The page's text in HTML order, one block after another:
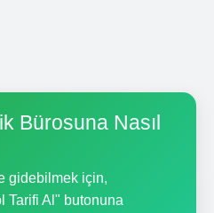
Bürosuna Nasıl
gidebilmek için,
Tarifi Al" butonuna